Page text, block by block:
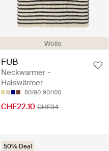
Wolle
FUB
Neckwarmer -
Halswärmer
80/90 90/100
CHF22.10 CHF34
50% Deal